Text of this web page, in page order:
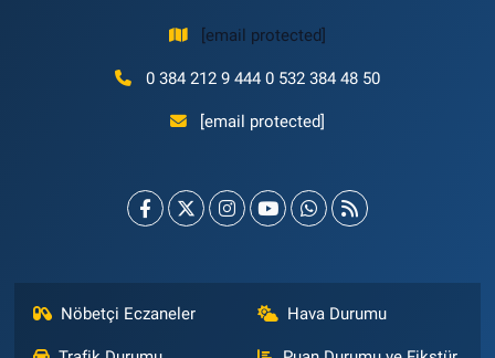
[email protected]
0 384 212 9 444 0 532 384 48 50
[email protected]
Nöbetçi Eczaneler Hava Durumu